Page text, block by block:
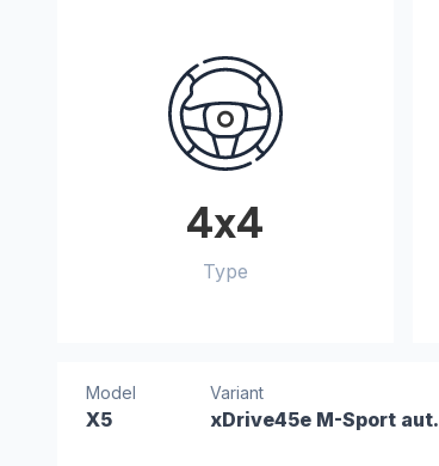
4x4
Type
Model
X5
Variant
xDrive45e M-Sport aut.